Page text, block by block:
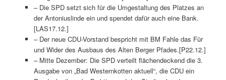
– Die SPD setzt sich für die Umgestaltung des Platzes an
der Antoniuslinde ein und spendet dafür auch eine Bank.
[LAS17.12.]
– Der neue CDU-Vorstand bespricht mit BM Fahle das Für
und Wider des Ausbaus des Alten Berger Pfades.[P22.12.]
– Mitte Dezember: Die SPD verteilt flächendeckend die 3.
Ausgabe von „Bad Westernkotten aktuell“, die CDU ein